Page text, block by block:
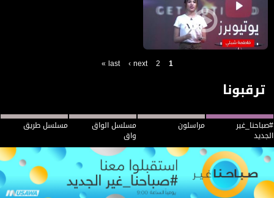
صراع النفس الدائم ، اختيارك للإنهيار أو الانتصار !،الكاملة،يوتيوبرز،13.5.2019،قناة مساواة
1
2
next ›
last »
ترقبونا
#صباحنا_غير
الجديد
مراسلون مسلسل الواق
واق
مسلسل طريق